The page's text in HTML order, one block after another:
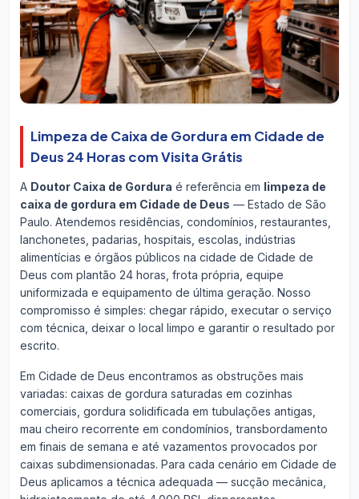
Limpeza de Caixa de Gordura em Cidade de
Deus 24 Horas com Visita Grátis
A Doutor Caixa de Gordura é referência em limpeza de
caixa de gordura em Cidade de Deus — Estado de São
Paulo. Atendemos residências, condomínios, restaurantes,
lanchonetes, padarias, hospitais, escolas, indústrias
alimentícias e órgãos públicos na cidade de Cidade de
Deus com plantão 24 horas, frota própria, equipe
uniformizada e equipamento de última geração. Nosso
compromisso é simples: chegar rápido, executar o serviço
com técnica, deixar o local limpo e garantir o resultado por
escrito.
Em Cidade de Deus encontramos as obstruções mais
variadas: caixas de gordura saturadas em cozinhas
comerciais, gordura solidificada em tubulações antigas,
mau cheiro recorrente em condomínios, transbordamento
em finais de semana e até vazamentos provocados por
caixas subdimensionadas. Para cada cenário em Cidade de
Deus aplicamos a técnica adequada — sucção mecânica,